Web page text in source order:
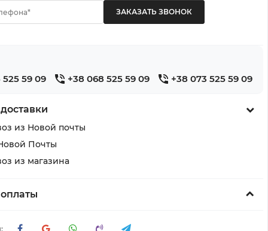
59 09 +38 068 525 59 09 +38 073 525 59 09
из Новой почты
Почты
из магазина